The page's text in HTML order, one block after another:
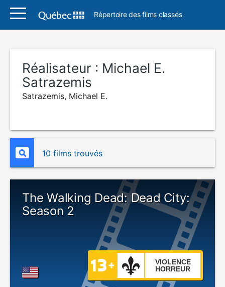
Répertoire des films classés
Réalisateur : Michael E.
Satrazemis
Satrazemis, Michael E.
10 films trouvés
The Walking Dead: Dead City:
Season 2
VIOLENCE
HORREUR